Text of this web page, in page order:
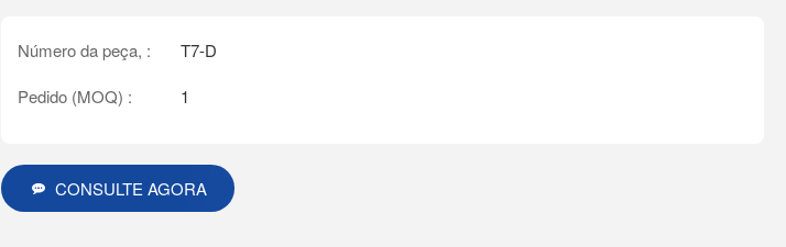
Número da peça, :
T7-D
Pedido (MOQ) :
1
CONSULTE AGORA